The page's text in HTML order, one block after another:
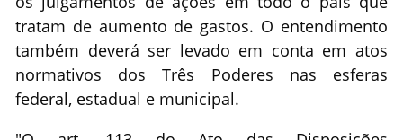
tratam de aumento de gastos. O entendimento
também deverá ser levado em conta em atos
normativos dos Três Poderes nas esferas
federal, estadual e municipal.